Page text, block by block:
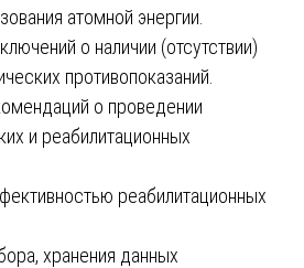
атомной энергии.
о наличии (отсутствии)
противопоказаний.
о проведении
и реабилитационных
реабилитационных
хранения данных